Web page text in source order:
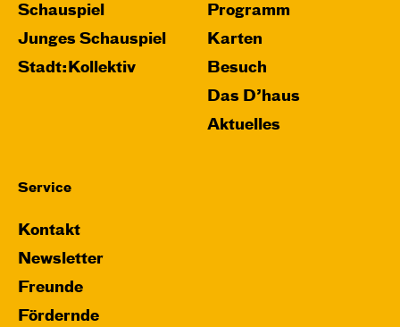
Schauspiel
Junges Schauspiel
Stadt:Kollektiv
Programm
Karten
Besuch
Das D’haus
Aktuelles
Service
Kontakt
Newsletter
Freunde
Fördernde